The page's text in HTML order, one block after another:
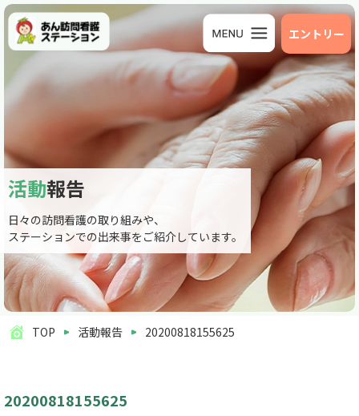
エントリー
活動報告
日々の訪問看護の取り組みや、
ステーションでの出来事をご紹介しています。
TOP 活動報告 20200818155625
20200818155625